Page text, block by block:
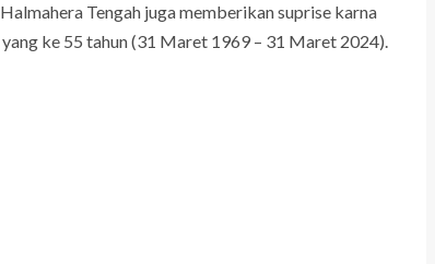
Tengah juga memberikan suprise karna
ke 55 tahun (31 Maret 1969 – 31 Maret 2024).